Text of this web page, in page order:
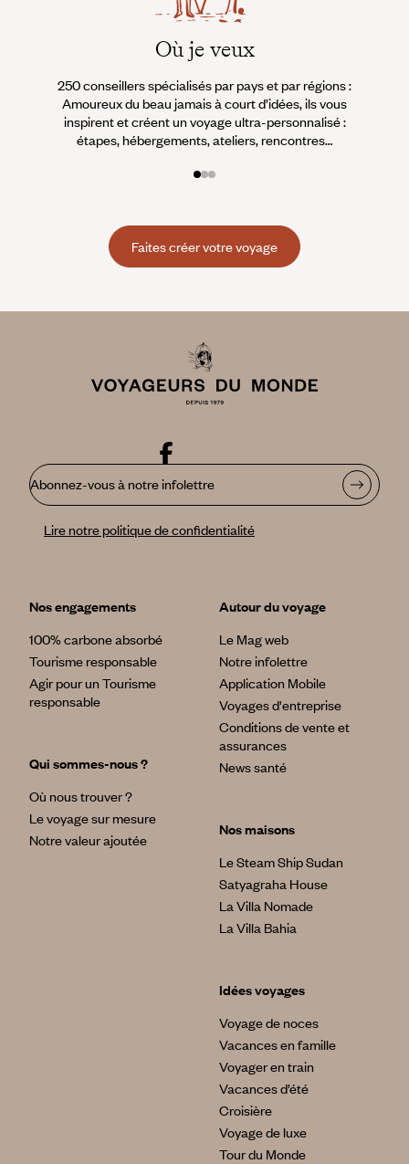
Où je veux
250 conseillers spécialisés par pays et par régions :
Amoureux du beau jamais à court d’idées, ils vous
inspirent et créent un voyage ultra-personnalisé :
étapes, hébergements, ateliers, rencontres…
Faites créer votre voyage
Abonnez-vous à notre infolettre
Lire notre politique de confidentialité
Nos engagements
100% carbone absorbé
Tourisme responsable
Agir pour un Tourisme
responsable
Qui sommes-nous ?
Où nous trouver ?
Le voyage sur mesure
Notre valeur ajoutée
Autour du voyage
Le Mag web
Notre infolettre
Application Mobile
Voyages d'entreprise
Conditions de vente et
assurances
News santé
Nos maisons
Le Steam Ship Sudan
Satyagraha House
La Villa Nomade
La Villa Bahia
Idées voyages
Voyage de noces
Vacances en famille
Voyager en train
Vacances d’été
Croisière
Voyage de luxe
Tour du Monde